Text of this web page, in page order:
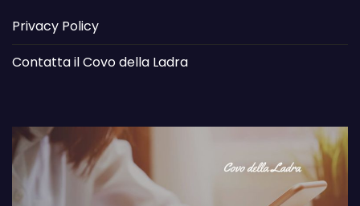
Privacy Policy
Contatta il Covo della Ladra